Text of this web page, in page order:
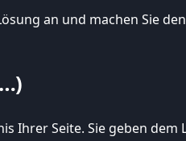
an und machen Sie
Ihrer Seite. Sie geben dem